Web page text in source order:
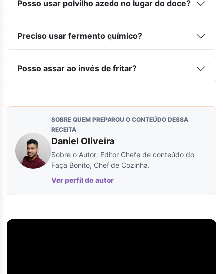
Posso usar polvilho azedo no lugar do doce?
Preciso usar fermento químico?
Posso assar ao invés de fritar?
SOBRE QUEM PREPAROU O CONTEÚDO DESSA
RECEITA
Daniel Oliveira
Sobre o Autor: Editor Chefe de conteúdo do
Faça Bonito, Chef de Cozinha.
Ver perfil do autor